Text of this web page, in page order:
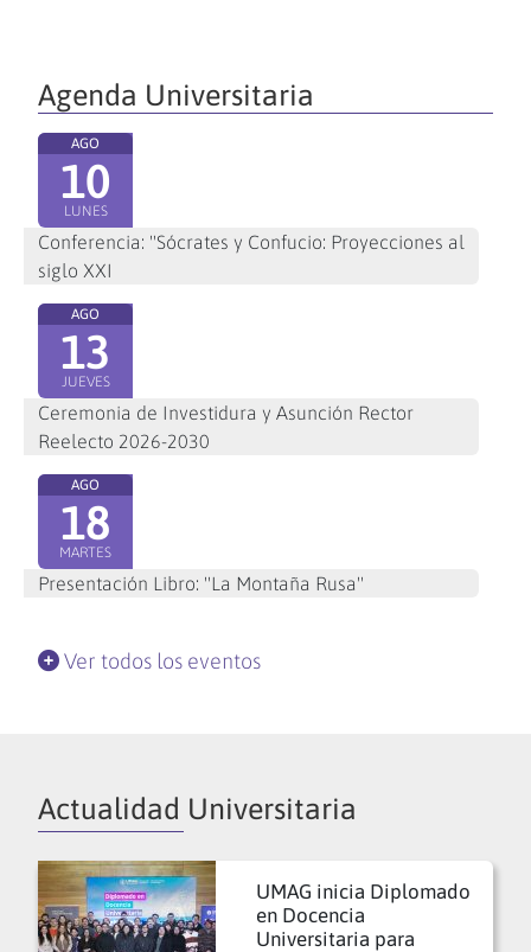
Agenda Universitaria
AGO
10
LUNES
Conferencia: "Sócrates y Confucio: Proyecciones al
siglo XXI
AGO
13
JUEVES
Ceremonia de Investidura y Asunción Rector
Reelecto 2026-2030
AGO
18
MARTES
Presentación Libro: "La Montaña Rusa"
Ver todos los eventos
Actualidad Universitaria
UMAG inicia Diplomado
en Docencia
Universitaria para